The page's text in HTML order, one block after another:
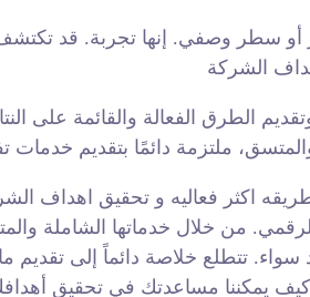
أو سطر وصفي. إنها تجربة. قد
الطرق الفعالة والقائمة على
من خلال خدماتها الشاملة
سواء. تتطلع خلاصة دائماً إلى